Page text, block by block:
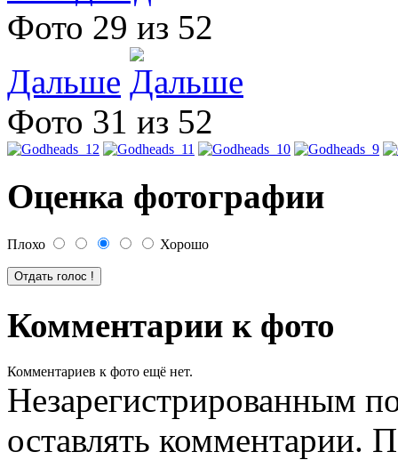
Фото 29 из 52
Дальше
Фото 31 из 52
Оценка фотографии
Плохо Хорошо
Комментарии к фото
Комментариев к фото ещё нет.
Незарегистрированным
оставлять комментарии.